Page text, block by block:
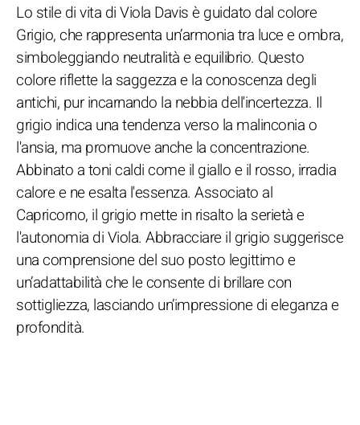
Lo stile di vita di Viola Davis è guidato dal colore
Grigio, che rappresenta un’armonia tra luce e ombra,
simboleggiando neutralità e equilibrio. Questo
colore riflette la saggezza e la conoscenza degli
antichi, pur incarnando la nebbia dell'incertezza. Il
grigio indica una tendenza verso la malinconia o
l'ansia, ma promuove anche la concentrazione.
Abbinato a toni caldi come il giallo e il rosso, irradia
calore e ne esalta l'essenza. Associato al
Capricorno, il grigio mette in risalto la serietà e
l'autonomia di Viola. Abbracciare il grigio suggerisce
una comprensione del suo posto legittimo e
un’adattabilità che le consente di brillare con
sottigliezza, lasciando un’impressione di eleganza e
profondità.